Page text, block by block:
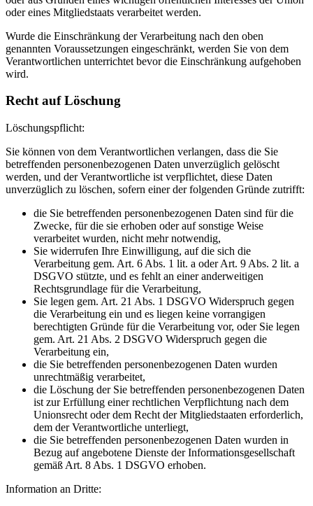
oder eines Mitgliedstaats verarbeitet werden.
Wurde die Einschränkung der Verarbeitung nach den oben
genannten Voraussetzungen eingeschränkt, werden Sie von dem
Verantwortlichen unterrichtet bevor die Einschränkung aufgehoben
wird.
Recht auf Löschung
Löschungspflicht:
Sie können von dem Verantwortlichen verlangen, dass die Sie
betreffenden personenbezogenen Daten unverzüglich gelöscht
werden, und der Verantwortliche ist verpflichtet, diese Daten
unverzüglich zu löschen, sofern einer der folgenden Gründe zutrifft:
die Sie betreffenden personenbezogenen Daten sind für die
Zwecke, für die sie erhoben oder auf sonstige Weise
verarbeitet wurden, nicht mehr notwendig,
Sie widerrufen Ihre Einwilligung, auf die sich die
Verarbeitung gem. Art. 6 Abs. 1 lit. a oder Art. 9 Abs. 2 lit. a
DSGVO stützte, und es fehlt an einer anderweitigen
Rechtsgrundlage für die Verarbeitung,
Sie legen gem. Art. 21 Abs. 1 DSGVO Widerspruch gegen
die Verarbeitung ein und es liegen keine vorrangigen
berechtigten Gründe für die Verarbeitung vor, oder Sie legen
gem. Art. 21 Abs. 2 DSGVO Widerspruch gegen die
Verarbeitung ein,
die Sie betreffenden personenbezogenen Daten wurden
unrechtmäßig verarbeitet,
die Löschung der Sie betreffenden personenbezogenen Daten
ist zur Erfüllung einer rechtlichen Verpflichtung nach dem
Unionsrecht oder dem Recht der Mitgliedstaaten erforderlich,
dem der Verantwortliche unterliegt,
die Sie betreffenden personenbezogenen Daten wurden in
Bezug auf angebotene Dienste der Informationsgesellschaft
gemäß Art. 8 Abs. 1 DSGVO erhoben.
Information an Dritte: